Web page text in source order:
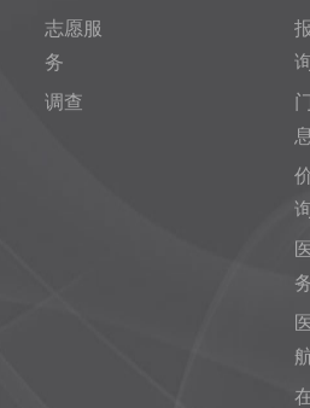
志愿服
务
调查